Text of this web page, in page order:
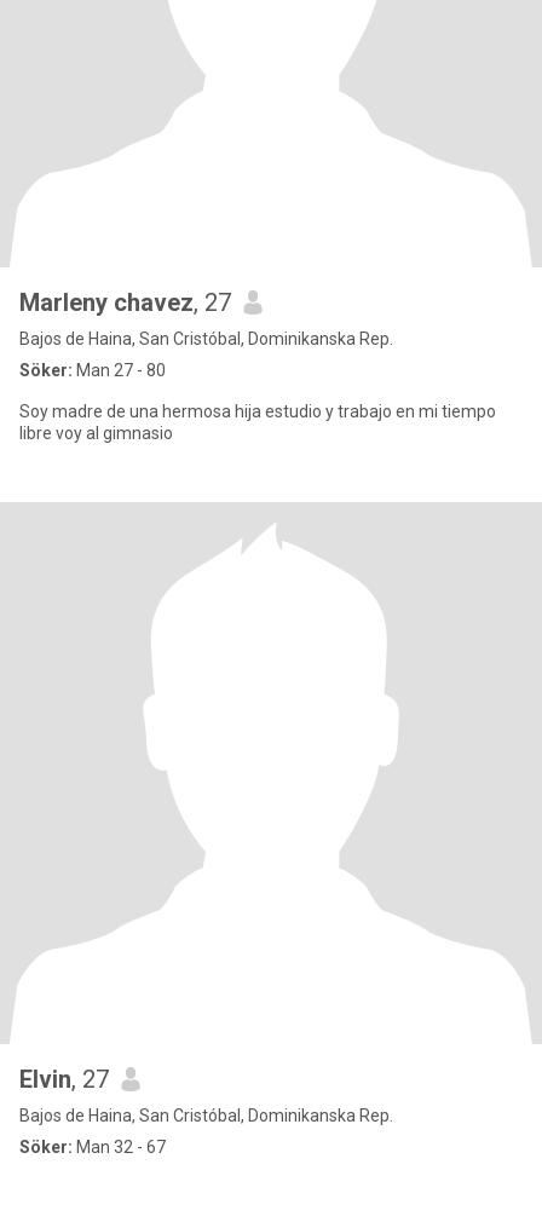
Marleny chavez, 27
Bajos de Haina, San Cristóbal, Dominikanska Rep.
Söker: Man 27 - 80
Soy madre de una hermosa hija estudio y trabajo en mi tiempo
libre voy al gimnasio
Elvin, 27
Bajos de Haina, San Cristóbal, Dominikanska Rep.
Söker: Man 32 - 67